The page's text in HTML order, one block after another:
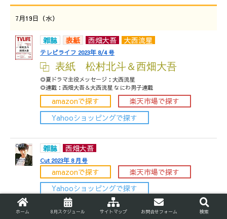
7月19日（水）
雑誌 表紙 西畑大吾 大西流星
テレビライフ 2023年 8/4 号
表紙 松村北斗＆西畑大吾
◎夏ドラマ主役メッセージ：大西流星
◎連載：西畑大吾＆大西流星 なにわ男子連載
amazonで探す
楽天市場で探す
Yahooショッピングで探す
雑誌 西畑大吾
Cut 2023年 8 月号
amazonで探す
楽天市場で探す
Yahooショッピングで探す
ホーム 8月スケジュール サイトマップ お問合せフォーム 検索